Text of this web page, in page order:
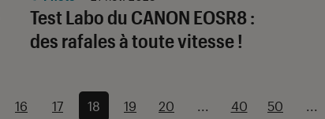
Test Labo du CANON EOSR8 :
des rafales à toute vitesse !
16 17 18 19 20 ... 40 50 ...